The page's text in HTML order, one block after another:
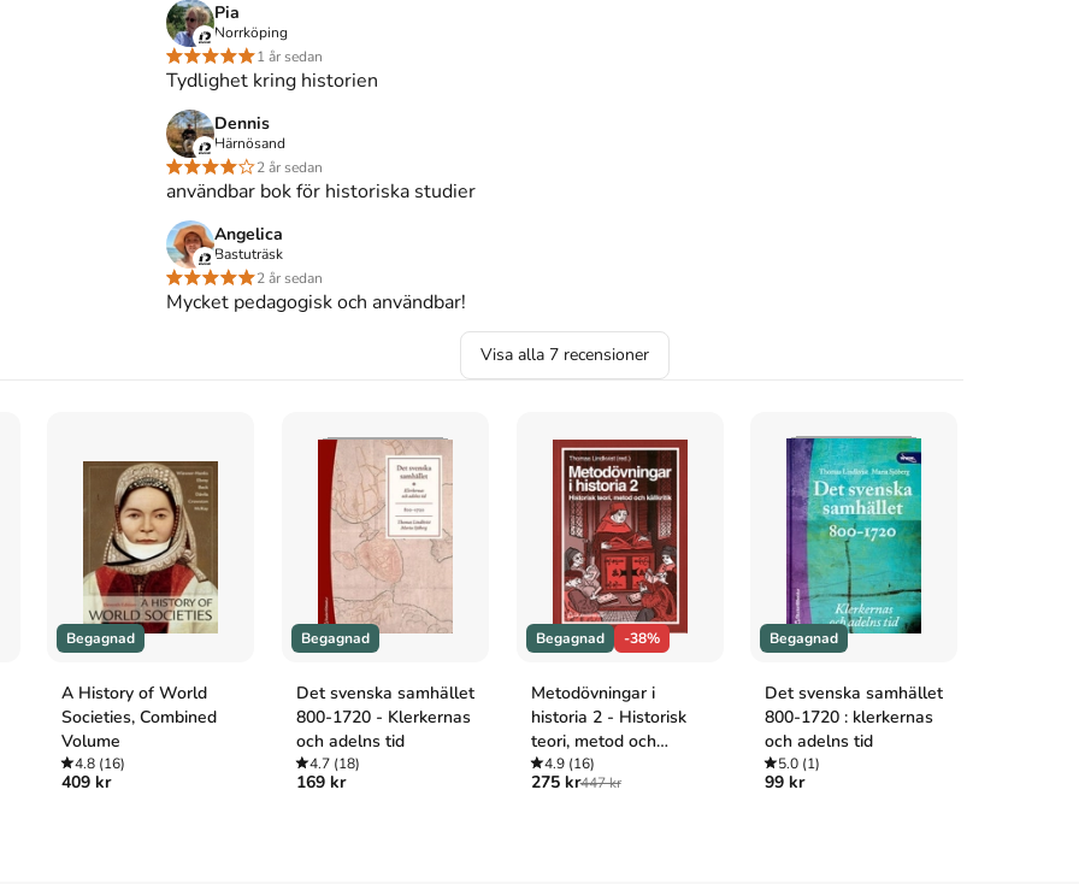
teori, metod och källkritik(Upplaga1
Olsson, T., Thullberg, P. & Åmark, K. (1993).
. 1:a uppl. Studentlitteratur AB.
, 1 uppl. (Studentlitteratur AB,
Olsson, T., Thullberg, P., & Åmark, K. (1993).
T, m.fl. Metodövningar i historia 1 - Historisk
Pia
Norrköping
1 år sedan
Tydlighet kring historien
Dennis
Härnösand
2 år sedan
användbar bok för historiska studier
Angelica
Bastuträsk
2 år sedan
Mycket pedagogisk och användbar!
Visa alla 7 recensioner
Begagnad
A History of World
Societies, Combined
Volume
4.8 (16)
409 kr
Begagnad
Det svenska samhället
800-1720 - Klerkernas
och adelns tid
4.7(18)
169 kr
Begagnad -38%
Metodövningar i
historia 2 - Historisk
teori, metod och
källkritik
4.9(16)
275 kr447 kr
Begagnad
Det svenska samhället
800-1720 : klerkernas
och adelns tid
5.0 (1)
99 kr